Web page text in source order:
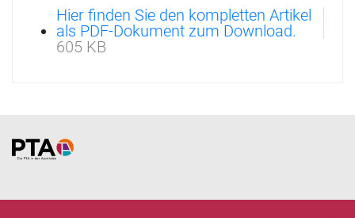
Hier finden Sie den kompletten Artikel
als PDF-Dokument zum Download.
605 KB
Home